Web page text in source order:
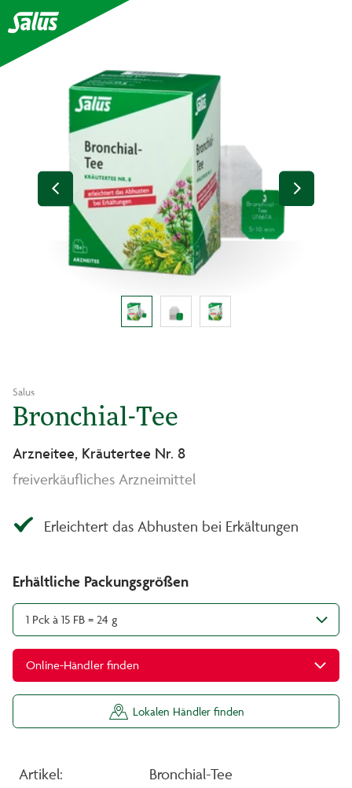
Salus
Bronchial-Tee
Arzneitee, Kräutertee Nr. 8
freiverkäufliches Arzneimittel
Erleichtert das Abhusten bei Erkältungen
Erhältliche Packungsgrößen
1 Pck à 15 FB = 24 g
Online-Händler finden
Lokalen Händler finden
Artikel:
Bronchial-Tee